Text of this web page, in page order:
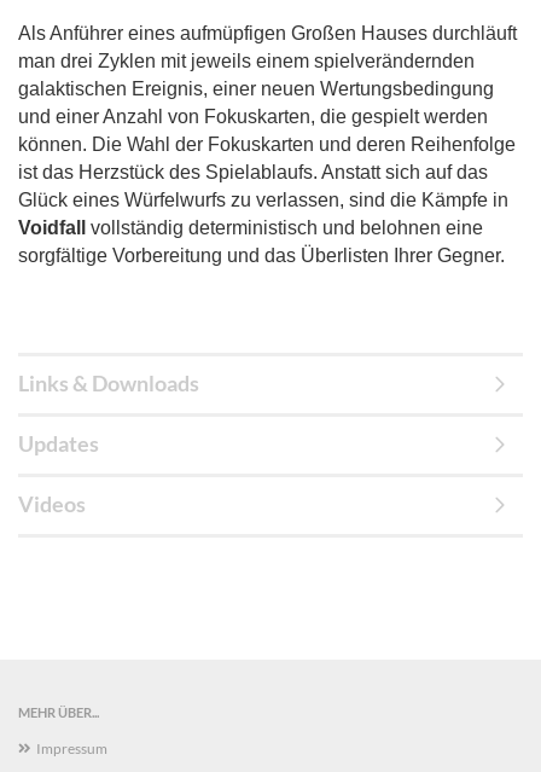
Als Anführer eines aufmüpfigen Großen Hauses durchläuft
man drei Zyklen mit jeweils einem spielverändernden
galaktischen Ereignis, einer neuen Wertungsbedingung
und einer Anzahl von Fokuskarten, die gespielt werden
können. Die Wahl der Fokuskarten und deren Reihenfolge
ist das Herzstück des Spielablaufs. Anstatt sich auf das
Glück eines Würfelwurfs zu verlassen, sind die Kämpfe in
Voidfall
vollständig deterministisch und belohnen eine
sorgfältige Vorbereitung und das Überlisten Ihrer Gegner.
Links & Downloads
Updates
Videos
MEHR ÜBER...
Impressum